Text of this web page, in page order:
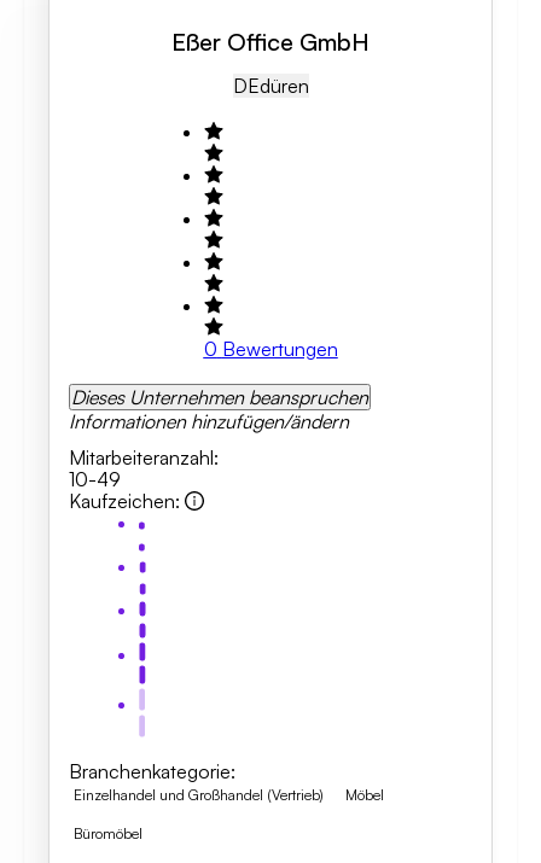
Eßer Office GmbH
DEDüren
0 Bewertungen
Dieses Unternehmen beanspruchen
Informationen hinzufügen/ändern
Mitarbeiteranzahl:
10-49
Kaufzeichen:
Branchenkategorie:
Einzelhandel und Großhandel (Vertrieb) Möbel
Büromöbel